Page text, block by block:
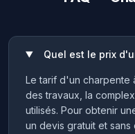
Quel est le prix
Le tarif d'un charpente
des travaux, la
utilisés. Pour obtenir
un devis gratuit et